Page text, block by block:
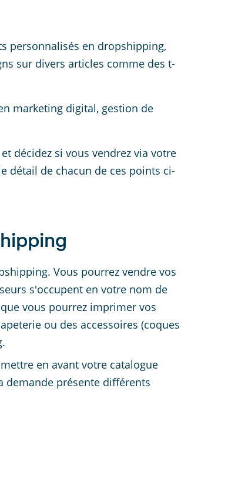
personnalisés en dropshipping,
sur divers articles comme des t-
marketing digital, gestion de
décidez si vous vendrez via votre
détail de chacun de ces points ci-
Vous pourrez vendre vos
s'occupent en votre nom de
vous pourrez imprimer vos
ou des accessoires (coques
en avant votre catalogue
demande présente différents